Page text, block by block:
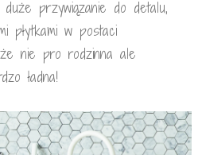
przywiązanie do detalu,
płytkami w postaci
nie pro rodzinna ale
ładna!